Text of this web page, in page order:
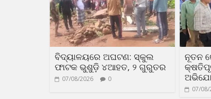
ବିଦ୍ୟାଳୟରେ ଅଘଟଣ: ସ୍କୁଲ
ଫାଟକ ଭୁଶୁଡ଼ି ୪ଆହତ, ୨ ଗୁରୁତର
07/08/2026 0
ନୂତନ
07/